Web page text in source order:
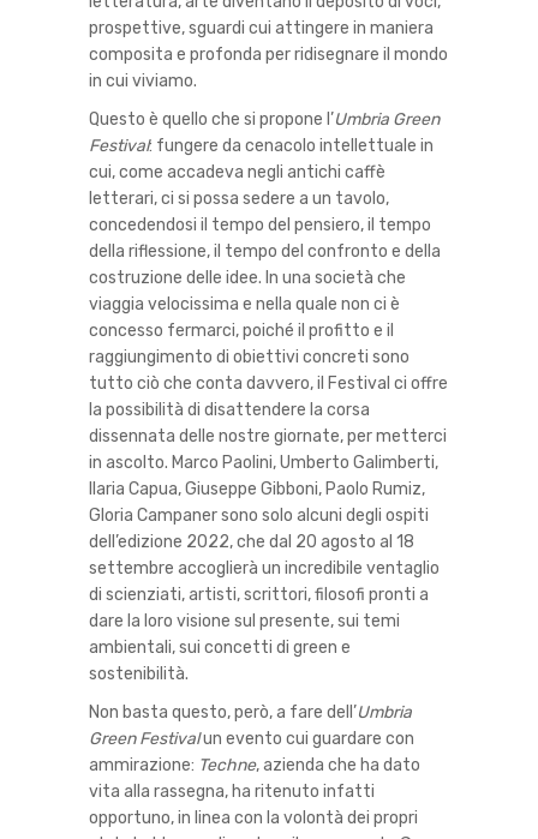
prospettive, sguardi cui attingere in maniera
composita e profonda per ridisegnare il mondo
in cui viviamo.
Questo è quello che si propone l’Umbria Green
Festival: fungere da cenacolo intellettuale in
cui, come accadeva negli antichi caffè
letterari, ci si possa sedere a un tavolo,
concedendosi il tempo del pensiero, il tempo
della riflessione, il tempo del confronto e della
costruzione delle idee. In una società che
viaggia velocissima e nella quale non ci è
concesso fermarci, poiché il profitto e il
raggiungimento di obiettivi concreti sono
tutto ciò che conta davvero, il Festival ci offre
la possibilità di disattendere la corsa
dissennata delle nostre giornate, per metterci
in ascolto. Marco Paolini, Umberto Galimberti,
Ilaria Capua, Giuseppe Gibboni, Paolo Rumiz,
Gloria Campaner sono solo alcuni degli ospiti
dell’edizione 2022, che dal 20 agosto al 18
settembre accoglierà un incredibile ventaglio
di scienziati, artisti, scrittori, filosofi pronti a
dare la loro visione sul presente, sui temi
ambientali, sui concetti di green e
sostenibilità.
Non basta questo, però, a fare dell’Umbria
Green Festivalun evento cui guardare con
ammirazione: Techne, azienda che ha dato
vita alla rassegna, ha ritenuto infatti
opportuno, in linea con la volontà dei propri